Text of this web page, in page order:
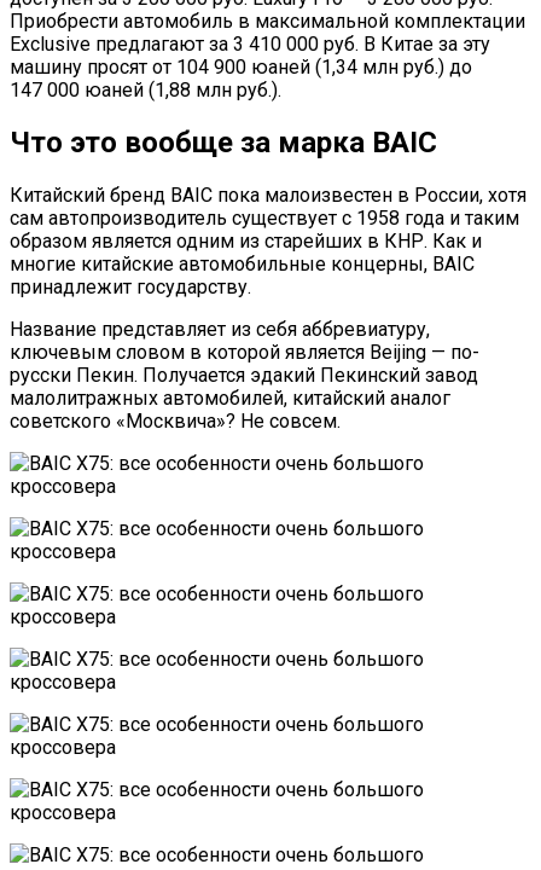
Приобрести автомобиль в максимальной комплектации
Exclusive предлагают за 3 410 000 руб. В Китае за эту
машину просят от 104 900 юаней (1,34 млн руб.) до
147 000 юаней (1,88 млн руб.).
Что это вообще за марка BAIC
Китайский бренд BAIC пока малоизвестен в России, хотя
сам автопроизводитель существует с 1958 года и таким
образом является одним из старейших в КНР. Как и
многие китайские автомобильные концерны, BAIC
принадлежит государству.
Название представляет из себя аббревиатуру,
ключевым словом в которой является Beijing — по-
русски Пекин. Получается эдакий Пекинский завод
малолитражных автомобилей, китайский аналог
советского «Москвича»? Не совсем.